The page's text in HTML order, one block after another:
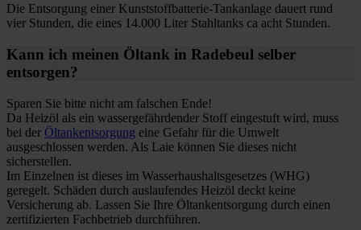
Die Entsorgung einer Kunststoffbatterie-Tankanlage dauert rund
vier Stunden, die eines 14.000 Liter Stahltanks ca acht Stunden.
Kann ich meinen Öltank in Radebeul selber
entsorgen?
Sparen Sie bitte nicht am falschen Ende!
Da Heizöl als ein wassergefährdender Stoff eingestuft wird, muss
bei der Öltankentsorgung eine Gefahr für die Umwelt
ausgeschlossen werden. Als Laie können Sie dieses nicht
sicherstellen.
Im Einzelnen ist dieses im Wasserhaushaltsgesetzes (WHG)
geregelt. Schäden durch auslaufendes Heizöl deckt keine
Versicherung ab. Lassen Sie Ihre Öltankentsorgung durch einen
zertifizierten Fachbetrieb durchführen.